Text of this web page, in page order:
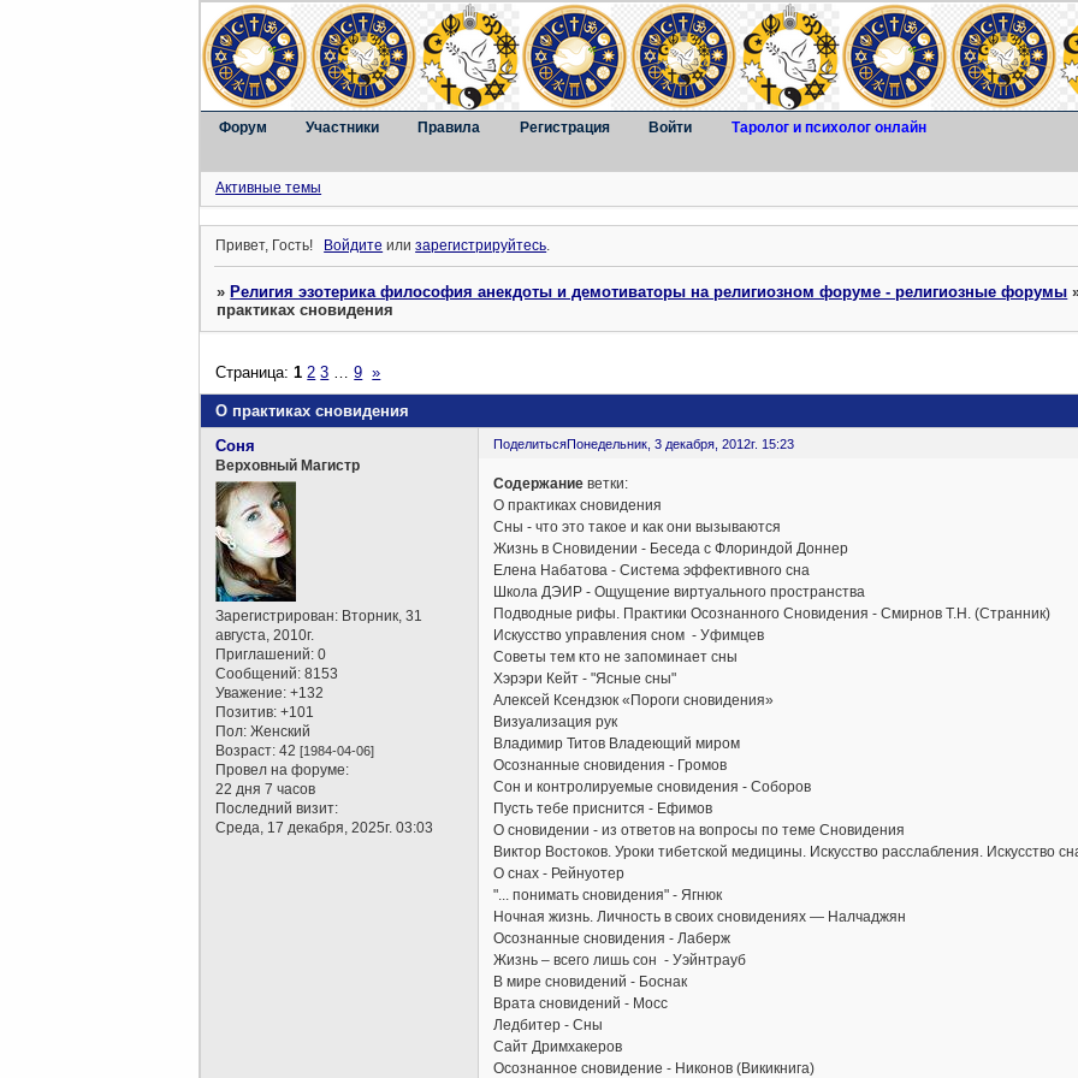
Форум Участники Правила Регистрация Войти Таролог и психолог онлайн
Активные темы
Привет, Гость! Войдите илизарегистрируйтесь.
»Религия эзотерика философия анекдоты и демотиваторы на религиозном форуме - религиозные форумы
практиках сновидения
О практиках сновидения
Страница:1 2 3 9 »
ПоделитьсяПонедельник, 3 декабря, 2012г. 15:23
Соня
Верховный Магистр
Зарегистрирован: Вторник, 31
августа, 2010г.
Приглашений: 0
Сообщений: 8153
Уважение: +132
Позитив: +101
Пол: Женский
Возраст: 42[1984-04-06]
Провел на форуме:
22 дня 7 часов
Последний визит:
Среда, 17 декабря, 2025г. 03:03
Содержаниеветки:
О практиках сновидения
Сны - что это такое и как они вызываются
Жизнь в Сновидении - Беседа с Флориндой Доннер
Елена Набатова - Cистема эффективного сна
Школа ДЭИР - Ощущение виртуального пространства
Подводные рифы. Практики Осознанного Сновидения - Смирнов Т.Н. (Странник)
Искусство управления сном - Уфимцев
Советы тем кто не запоминает сны
Хэрэри Кейт - "Ясные сны"
Алексей Ксендзюк «Пороги сновидения»
Визуализация рук
Владимир Титов Владеющий миром
Осознанные сновидения - Громов
Сон и контролируемые сновидения - Соборов
Пусть тебе приснится - Ефимов
О сновидении - из ответов на вопросы по теме Сновидения
Виктор Востоков. Уроки тибетской медицины. Искусство расслабления. Искусство
О снах - Рейнуотер
"... понимать сновидения" - Ягнюк
Ночная жизнь. Личность в своих сновидениях — Налчаджян
Осознанные сновидения - Лаберж
Жизнь – всего лишь сон - Уэйнтрауб
В миpе сновидений - Боснак
Врата сновидений - Мосс
Ледбитер - Сны
Сайт Дримхакеров
Осознанное сновидение - Никонов (Викикнига)